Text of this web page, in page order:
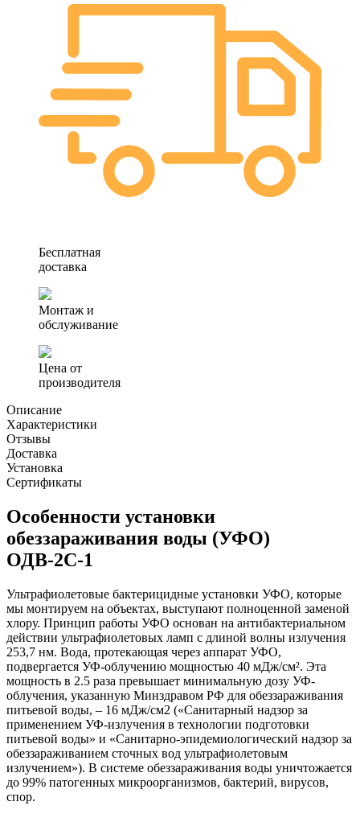
Бесплатная
доставка
Монтаж и
обслуживание
Цена от
производителя
Описание
Характеристики
Отзывы
Доставка
Установка
Сертификаты
Особенности установки
обеззараживания воды (УФО)
ОДВ-2С-1
Ультрафиолетовые бактерицидные установки УФО, которые
мы монтируем на объектах, выступают полноценной заменой
хлору. Принцип работы УФО основан на антибактериальном
действии ультрафиолетовых ламп с длиной волны излучения
253,7 нм. Вода, протекающая через аппарат УФО,
подвергается УФ-облучению мощностью 40 мДж/cм². Эта
мощность в 2.5 раза превышает минимальную дозу УФ-
облучения, указанную Минздравом РФ для обеззараживания
питьевой воды, – 16 мДж/см2 («Санитарный надзор за
применением УФ-излучения в технологии подготовки
питьевой воды» и «Санитарно-эпидемиологический надзор за
обеззараживанием сточных вод ультрафиолетовым
излучением»). В системе обеззараживания воды уничтожается
до 99% патогенных микроорганизмов, бактерий, вирусов,
спор.